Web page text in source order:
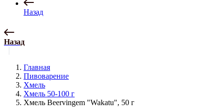
Назад
Назад
Главная
Пивоварение
Хмель
Хмель 50-100 г
Хмель Beervingem "Wakatu", 50 г